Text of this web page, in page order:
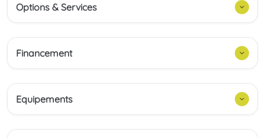
Options & Services
Financement
Equipements